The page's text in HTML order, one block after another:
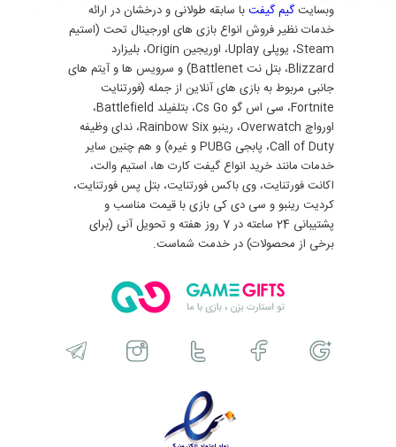
وبسایت گیم گیفتبا سابقه طولانی و درخشان در ارائه
خدمات نظیر فروش انواع بازی های اورجینال تحت (استیم
Steam، یوپلی Uplay، اوریجین Origin، بلیزارد
Blizzard، بتل نت Battlenet) و سرویس ها و آیتم های
جانبی مربوط به بازی های آنلاین از جمله (فورتنایت
Fortnite، سی اس گو Cs Go، بتلفیلد Battlefield،
اورواچ Overwatch، رینبو Rainbow Six، ندای وظیفه
Call of Duty، پابجی PUBG و غیره) و هم چنین سایر
خدمات مانند خرید انواع گیفت کارت ها، استیم والت،
اکانت فورتنایت، وی باکس فورتنایت، بتل پس فورتنایت،
کردیت رینبو و سی دی کی بازی با قیمت مناسب و
پشتیبانی 24 ساعته در 7 روز هفته و تحویل آنی (برای
برخی از محصولات) در خدمت شماست.